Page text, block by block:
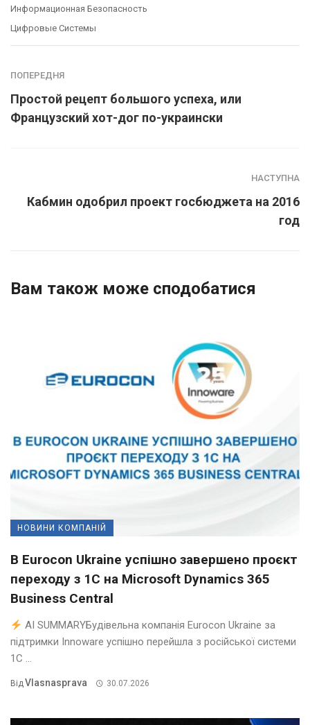
Информационная Безопасность
Цифровые Системы
ПОПЕРЕДНЯ
Простой рецепт большого успеха, или
Французский хот-дог по-украински
НАСТУПНА
Кабмин одобрил проект госбюджета на 2016
год
Вам також може сподобатися
НОВИНИ КОМПАНІЙ
В Eurocon Ukraine успішно завершено проєкт
переходу з 1С на Microsoft Dynamics 365
Business Central
AI SUMMARYБудівельна компанія Eurocon Ukraine за
підтримки Innoware успішно перейшла з російської системи
1С ...
ВідVlasnasprava 30.07.2026